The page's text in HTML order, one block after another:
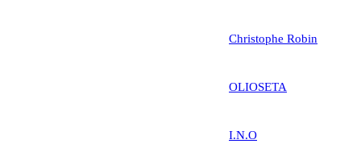
Christophe Robin
OLIOSETA
I.N.O